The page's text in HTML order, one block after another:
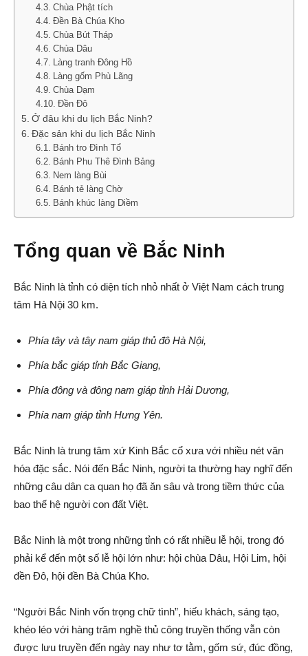
Chùa Phật tích
Đền Bà Chúa Kho
Chùa Bút Tháp
Chùa Dâu
Làng tranh Đông Hồ
Làng gốm Phù Lãng
Chùa Dạm
Đền Đô
Ở đâu khi du lịch Bắc Ninh?
Đặc sản khi du lịch Bắc Ninh
Bánh tro Đình Tổ
Bánh Phu Thê Đình Bảng
Nem làng Bùi
Bánh tẻ làng Chờ
Bánh khúc làng Diềm
Tổng quan về Bắc Ninh
Bắc Ninh là tỉnh có diện tích nhỏ nhất ở Việt Nam cách trung
tâm Hà Nội 30 km.
Phía tây và tây nam giáp thủ đô Hà Nội,
Phía bắc giáp tỉnh Bắc Giang,
Phía đông và đông nam giáp tỉnh Hải Dương,
Phía nam giáp tỉnh Hưng Yên.
Bắc Ninh là trung tâm xứ Kinh Bắc cổ xưa với nhiều nét văn
hóa đặc sắc. Nói đến Bắc Ninh, người ta thường hay nghĩ đến
những câu dân ca quan họ đã ăn sâu và trong tiềm thức của
bao thế hệ người con đất Việt.
Bắc Ninh là một trong những tỉnh có rất nhiều lễ hội, trong đó
phải kể đến một số lễ hội lớn như: hội chùa Dâu, Hội Lim, hội
đền Đô, hội đền Bà Chúa Kho.
“Người Bắc Ninh vốn trọng chữ tình”, hiếu khách, sáng tạo,
khéo léo với hàng trăm nghề thủ công truyền thống vẫn còn
được lưu truyền đến ngày nay như tơ tằm, gốm sứ, đúc đồng,